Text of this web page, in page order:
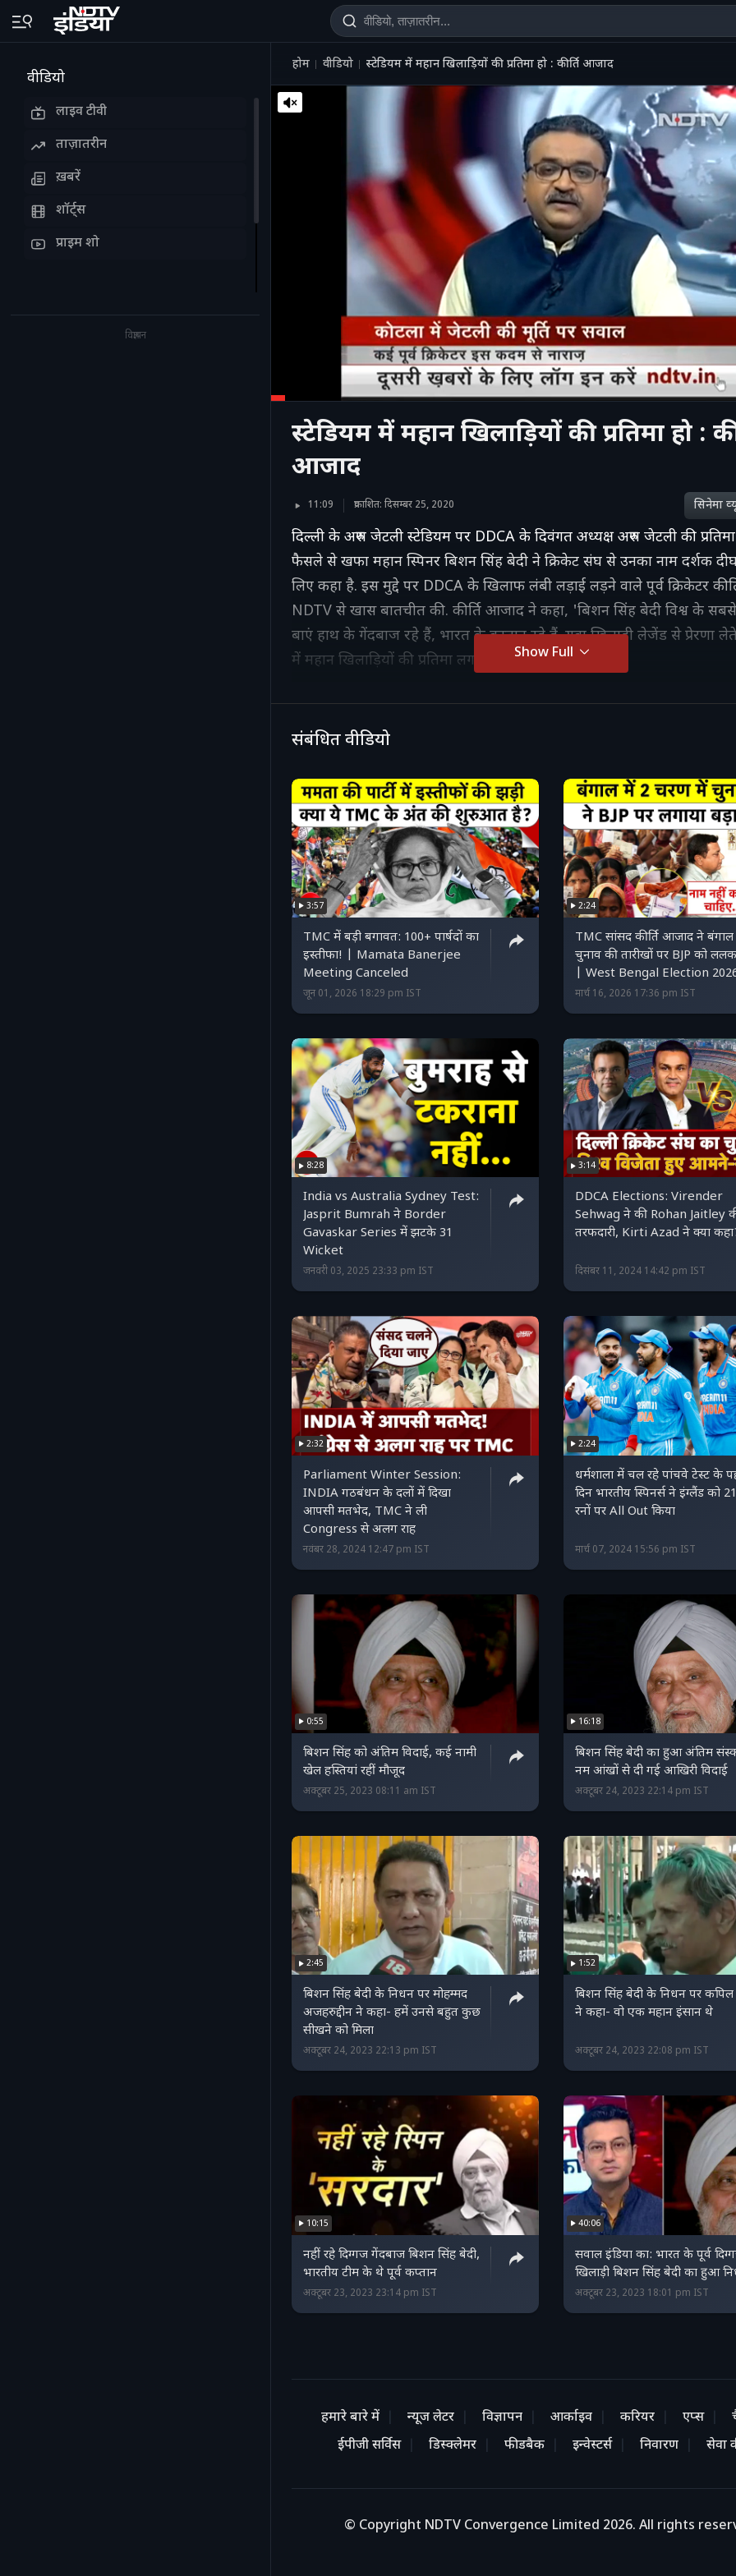
वीडियो
लाइव टीवी
ताज़ातरीन
ख़बरें
शॉर्ट्स
प्राइम शो
विज्ञापन
होम वीडियो स्टेडियम में महान खिलाड़ियों की प्रतिमा हो : कीर्ति आजाद
स्टेडियम में महान खिलाड़ियों की प्रतिमा हो :
आजाद
11:09 प्रकाशित: दिसम्बर 25, 2020 सिनेमा
दिल्ली के अरुण जेटली स्टेडियम पर DDCA के दिवंगत अध्यक्ष अरुण जेटली की
फैसले से खफा महान स्पिनर बिशन सिंह बेदी ने क्रिकेट संघ से उनका नाम दर्शक
लिए कहा है. इस मुद्दे पर DDCA के ख‍िलाफ लंबी लड़ाई लड़ने वाले पूर्व क्रिकेटर
NDTV से खास बातचीत की. कीर्ति आजाद ने कहा, 'बिशन सिंह बेदी विश्व के
बाएं हाथ के गेंदबाज रहे हैं, भारत के कप्तान रहे हैं. युवा खिलाड़ी लेजेंड से प्रेरणा
में महान खिलाड़ियों की प्रतिमा लगानी चाहिए.'Show Full
संबंधित वीडियो
3:57
TMC में बड़ी बगावत: 100+ पार्षदों का
इस्तीफा! | Mamata Banerjee
Meeting Canceled
जून 01, 2026 18:29 pm IST
2:24
TMC सांसद कीर्ति आजाद ने बंगाल
चुनाव की तारीखों पर BJP को
| West Bengal Election
मार्च 16, 2026 17:36 pm IST
8:28
India vs Australia Sydney Test:
Jasprit Bumrah ने Border
Gavaskar Series में झटके 31
Wicket
जनवरी 03, 2025 23:33 pm IST
3:14
DDCA Elections: Virender
Sehwag ने की Rohan Jaitley
तरफदारी, Kirti Azad ने क्या
दिसंबर 11, 2024 14:42 pm IST
2:32
Parliament Winter Session:
INDIA गठबंधन के दलों में दिखा
आपसी मतभेद, TMC ने ली
Congress से अलग राह
नवंबर 28, 2024 12:47 pm IST
2:24
धर्मशाला में चल रहे पांचवे टेस्ट के
दिन भारतीय स्पिनर्स ने इंग्लैंड को
रनों पर All Out किया
मार्च 07, 2024 15:56 pm IST
0:55
बिशन सिंह को अंतिम विदाई, कई नामी
खेल हस्तियां रहीं मौजूद
अक्टूबर 25, 2023 08:11 am IST
16:18
बिशन सिंह बेदी का हुआ अंतिम
नम आंखों से दी गई आखिरी विदाई
अक्टूबर 24, 2023 22:14 pm IST
2:45
बिशन सिंह बेदी के निधन पर मोहम्मद
अजहरुद्दीन ने कहा- हमें उनसे बहुत कुछ
सीखने को मिला
अक्टूबर 24, 2023 22:13 pm IST
1:52
बिशन सिंह बेदी के निधन पर
ने कहा- वो एक महान इंसान थे
अक्टूबर 24, 2023 22:08 pm IST
10:15
नहीं रहे दिग्गज गेंदबाज बिशन सिंह बेदी,
भारतीय टीम के थे पूर्व कप्तान
अक्टूबर 23, 2023 23:14 pm IST
40:06
सवाल इंडिया का: भारत के पूर्व
खिलाड़ी बिशन सिंह बेदी का हुआ
अक्टूबर 23, 2023 18:01 pm IST
हमारे बारे में न्यूज लेटर विज्ञापन आर्काइव करियर एप्स
ईपीजी सर्विस
डिस्क्लेमर फीडबैक इन्वेस्टर्स निवारण सेवा
© Copyright NDTV Convergence Limited 2026. All rights